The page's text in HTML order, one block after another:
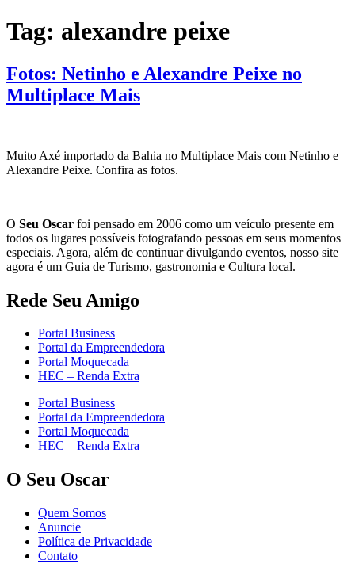
Tag: alexandre peixe
Fotos: Netinho e Alexandre Peixe no
Multiplace Mais
Muito Axé importado da Bahia no Multiplace Mais com Netinho e
Alexandre Peixe. Confira as fotos.
O Seu Oscar foi pensado em 2006 como um veículo presente em
todos os lugares possíveis fotografando pessoas em seus momentos
especiais. Agora, além de continuar divulgando eventos, nosso site
agora é um Guia de Turismo, gastronomia e Cultura local.
Rede Seu Amigo
Portal Business
Portal da Empreendedora
Portal Moquecada
HEC – Renda Extra
Portal Business
Portal da Empreendedora
Portal Moquecada
HEC – Renda Extra
O Seu Oscar
Quem Somos
Anuncie
Política de Privacidade
Contato